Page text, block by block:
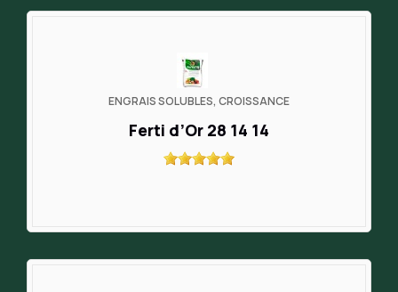
ENGRAIS SOLUBLES, CROISSANCE
Ferti d’Or 28 14 14